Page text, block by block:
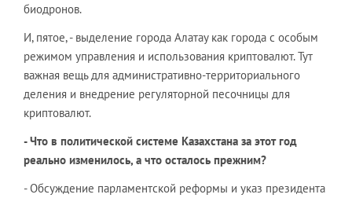
биодронов.
И, пятое, - выделение города Алатау как города с особым
режимом управления и использования криптовалют. Тут
важная вещь для административно-территориального
деления и внедрение регуляторной песочницы для
криптовалют.
-Что в политической системе Казахстана за этот год
реально изменилось, а что осталось прежним?
- Обсуждение парламентской реформы и указ президента